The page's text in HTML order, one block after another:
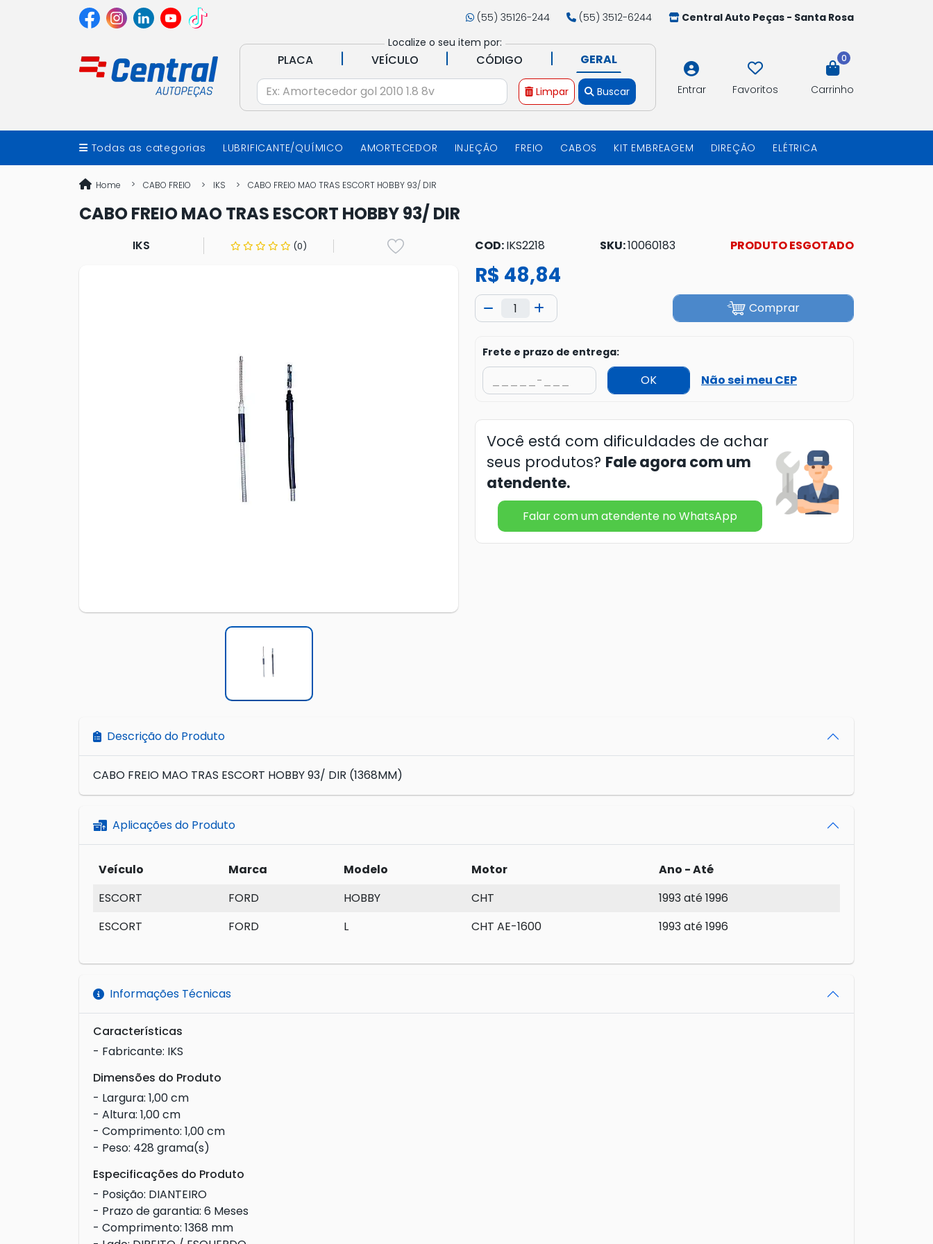
(55) 35126-244 (55) 3512-6244
Central Auto Peças - Santa Rosa
Localize o seu item por:
PLACA | VEÍCULO | CÓDIGO | GERAL
Limpar Buscar Entrar Favoritos
0
Carrinho
Todas as categorias LUBRIFICANTE/QUÍMICO AMORTECEDOR INJEÇÃO FREIO CABOS KIT EMBREAGEM DIREÇÃO ELÉTRICA
Home CABO FREIO IKS CABO FREIO MAO TRAS ESCORT HOBBY 93/ DIR
CABO FREIO MAO TRAS ESCORT HOBBY 93/ DIR
IKS (0) COD:IKS2218 SKU:10060183 PRODUTO ESGOTADO
R$ 48,84
Comprar
Frete e prazo de entrega:
OK Não sei meu CEP
Você está com dificuldades de achar
seus produtos? Fale agora com um
atendente.
Falar com um atendente no WhatsApp
Descrição do Produto
CABO FREIO MAO TRAS ESCORT HOBBY 93/ DIR (1368MM)
Aplicações do Produto
Veículo Marca Modelo Motor
Ano - Até
ESCORT
FORD HOBBY CHT
1993 até 1996
ESCORT
FORD L CHT AE-1600 1993 até 1996
Informações Técnicas
Características
- Fabricante: IKS
Dimensões do Produto
- Largura: 1,00 cm
- Altura: 1,00 cm
- Comprimento: 1,00 cm
- Peso: 428 grama(s)
Especificações do Produto
- Posição: DIANTEIRO
- Prazo de garantia: 6 Meses
- Comprimento: 1368 mm